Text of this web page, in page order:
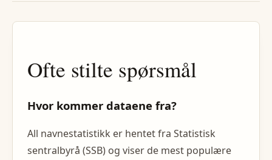
Ofte stilte spørsmål
Hvor kommer dataene fra?
All navnestatistikk er hentet fra Statistisk
sentralbyrå (SSB) og viser de mest populære